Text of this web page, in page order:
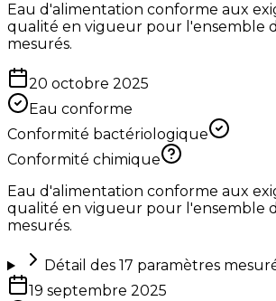
Eau d'alimentation conforme aux
qualité en vigueur pour l'ensemble
mesurés.
20 octobre 2025
Eau conforme
Conformité bactériologique
Conformité chimique
Eau d'alimentation conforme aux
qualité en vigueur pour l'ensemble
mesurés.
Détail des 17 paramètres
19 septembre 2025